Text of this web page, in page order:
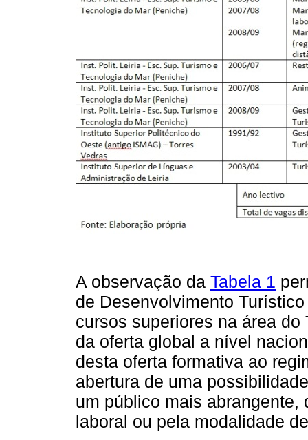
A observação da Tabela 1
de Desenvolvimento
cursos superiores na área
da oferta global a nível
desta oferta formativa ao
abertura de uma
um público mais abrangente,
laboral ou pela modalidade